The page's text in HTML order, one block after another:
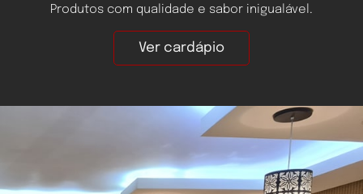
Produtos com qualidade e sabor inigualável.
Ver cardápio